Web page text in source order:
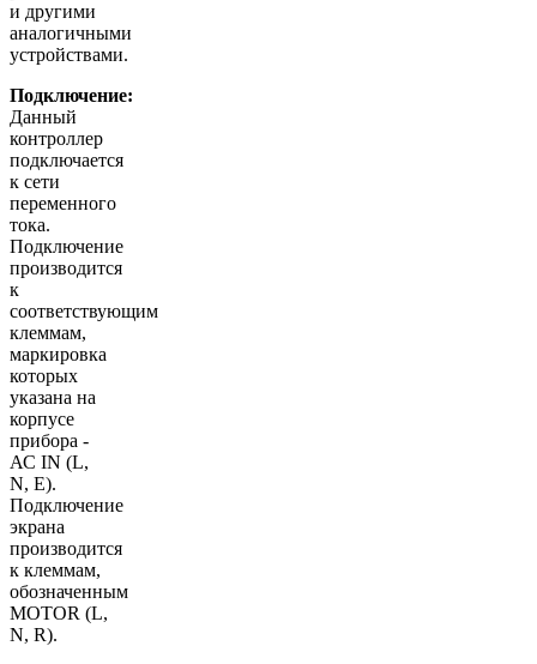
и другими
аналогичными
устройствами.
Подключение:
Данный
контроллер
подключается
к сети
переменного
тока.
Подключение
производится
к
соответствующим
клеммам,
маркировка
которых
указана на
корпусе
прибора -
АС IN (L,
N, E).
Подключение
экрана
производится
к клеммам,
обозначенным
MOTOR (L,
N, R).